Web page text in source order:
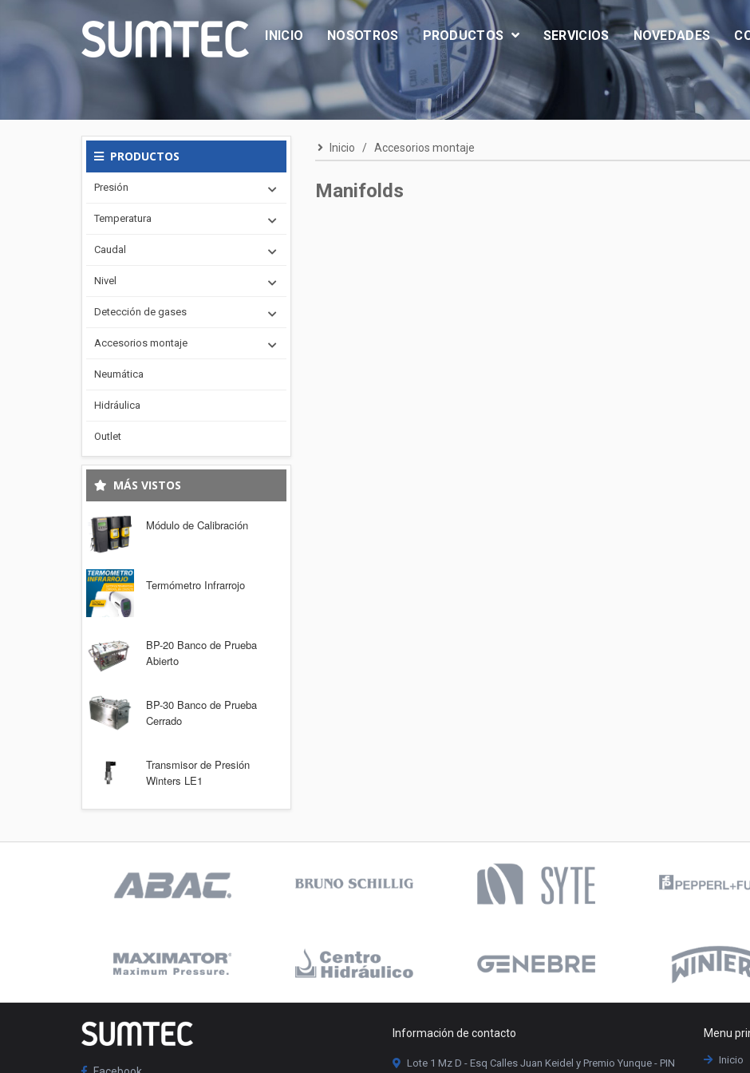
INICIO NOSOTROS PRODUCTOS SERVICIOS NOVEDADES
PRODUCTOS
Presión
Temperatura
Caudal
Nivel
Detección de gases
Accesorios montaje
Neumática
Hidráulica
Outlet
MÁS VISTOS
Módulo de Calibración
Termómetro Infrarrojo
BP-20 Banco de Prueba
Abierto
BP-30 Banco de Prueba
Cerrado
Transmisor de Presión
Winters LE1
Inicio / Accesorios montaje
Manifolds
Información de contacto
Lote 1 Mz D - Esq Calles Juan Keidel y Premio Yunque - PIN
Menu
Inicio